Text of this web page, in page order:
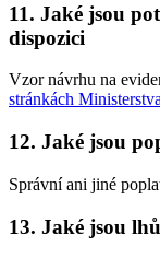
11. Jaké jsou
dispozici
Vzor návrhu na
stránkách
12. Jaké jsou
Správní ani jiné
13. Jaké jsou